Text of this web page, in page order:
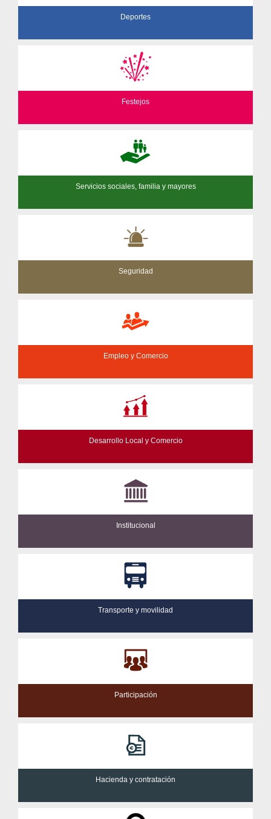
Deportes
Festejos
Servicios sociales, familia y mayores
Seguridad
Empleo y Comercio
Desarrollo Local y Comercio
Institucional
Transporte y movilidad
Participación
Hacienda y contratación